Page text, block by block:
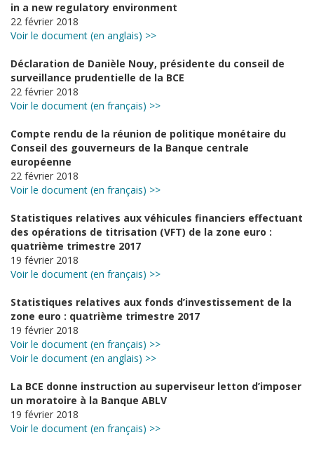
in a new regulatory environment
22 février 2018
Voir le document (en anglais) >>
Déclaration de Danièle Nouy, présidente du conseil de
surveillance prudentielle de la BCE
22 février 2018
Voir le document (en français) >>
Compte rendu de la réunion de politique monétaire du
Conseil des gouverneurs de la Banque centrale
européenne
22 février 2018
Voir le document (en français) >>
Statistiques relatives aux véhicules financiers effectuant
des opérations de titrisation (VFT) de la zone euro :
quatrième trimestre 2017
19 février 2018
Voir le document (en français) >>
Statistiques relatives aux fonds d’investissement de la
zone euro : quatrième trimestre 2017
19 février 2018
Voir le document (en français) >>
Voir le document (en anglais) >>
La BCE donne instruction au superviseur letton d’imposer
un moratoire à la Banque ABLV
19 février 2018
Voir le document (en français) >>